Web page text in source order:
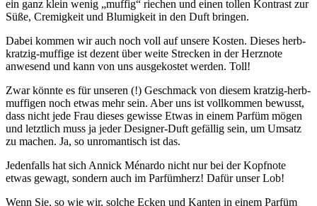
ein ganz klein wenig „muffig“ riechen und einen tollen Kontrast zur
Süße, Cremigkeit und Blumigkeit in den Duft bringen.
Dabei kommen wir auch noch voll auf unsere Kosten. Dieses herb-
kratzig-muffige ist dezent über weite Strecken in der Herznote
anwesend und kann von uns ausgekostet werden. Toll!
Zwar könnte es für unseren (!) Geschmack von diesem kratzig-herb-
muffigen noch etwas mehr sein. Aber uns ist vollkommen bewusst,
dass nicht jede Frau dieses gewisse Etwas in einem Parfüm mögen
und letztlich muss ja jeder Designer-Duft gefällig sein, um Umsatz
zu machen. Ja, so unromantisch ist das.
Jedenfalls hat sich Annick Ménardo nicht nur bei der Kopfnote
etwas gewagt, sondern auch im Parfümherz! Dafür unser Lob!
Wenn Sie, so wie wir, solche Ecken und Kanten in einem Parfüm